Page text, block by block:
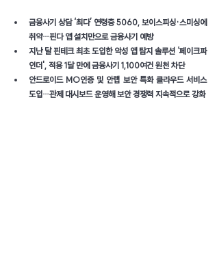
금융사기 상담 ‘최다’ 연령층 5060, 보이스피싱·스미싱에
취약…핀다 앱 설치만으로 금융사기 예방
지난 달 핀테크 최초 도입한 악성 앱 탐지 솔루션 ‘페이크파
인더', 적용 1달 만에 금융사기 1,100여건 원천 차단
안드로이드 MO인증 및 안랩 보안 특화 클라우드 서비스
도입…관제 대시보드 운영해 보안 경쟁력 지속적으로 강화